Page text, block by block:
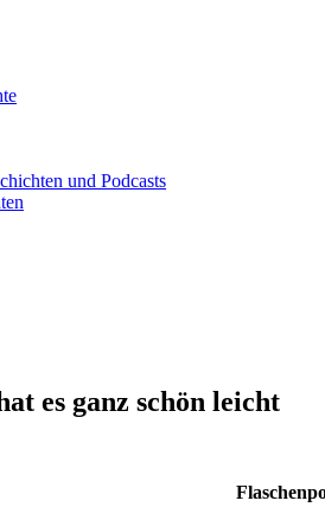
und Podcasts
es ganz schön leicht